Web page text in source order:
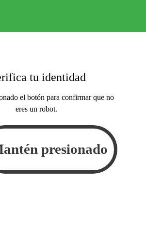
tu identidad
el botón para confirmar que no
eres un robot.